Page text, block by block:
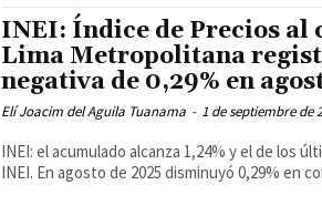
INEI: Índice de Precios al
Lima Metropolitana
negativa de 0,29% en
Elí Joacim del Aguila Tuanama - 1 de septiembre de
INEI: el acumulado alcanza 1,24% y el de los
INEI. En agosto de 2025 disminuyó 0,29% en